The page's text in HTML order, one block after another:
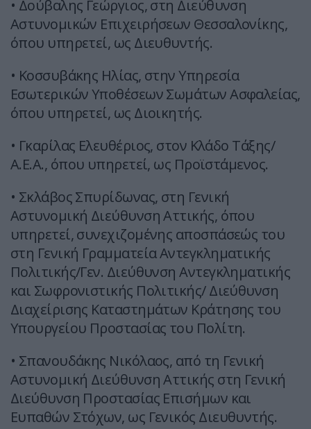
• Δούβαλης Γεώργιος, στη Διεύθυνση
Αστυνομικών Επιχειρήσεων Θεσσαλονίκης,
όπου υπηρετεί, ως Διευθυντής.
• Κοσσυβάκης Ηλίας, στην Υπηρεσία
Εσωτερικών Υποθέσεων Σωμάτων Ασφαλείας,
όπου υπηρετεί, ως Διοικητής.
• Γκαρίλας Ελευθέριος, στον Κλάδο Τάξης/
Α.Ε.Α., όπου υπηρετεί, ως Προϊστάμενος.
• Σκλάβος Σπυρίδωνας, στη Γενική
Αστυνομική Διεύθυνση Αττικής, όπου
υπηρετεί, συνεχιζομένης αποσπάσεώς του
στη Γενική Γραμματεία Αντεγκληματικής
Πολιτικής/Γεν. Διεύθυνση Αντεγκληματικής
και Σωφρονιστικής Πολιτικής/ Διεύθυνση
Διαχείρισης Καταστημάτων Κράτησης του
Υπουργείου Προστασίας του Πολίτη.
• Σπανουδάκης Νικόλαος, από τη Γενική
Αστυνομική Διεύθυνση Αττικής στη Γενική
Διεύθυνση Προστασίας Επισήμων και
Ευπαθών Στόχων, ως Γενικός Διευθυντής.